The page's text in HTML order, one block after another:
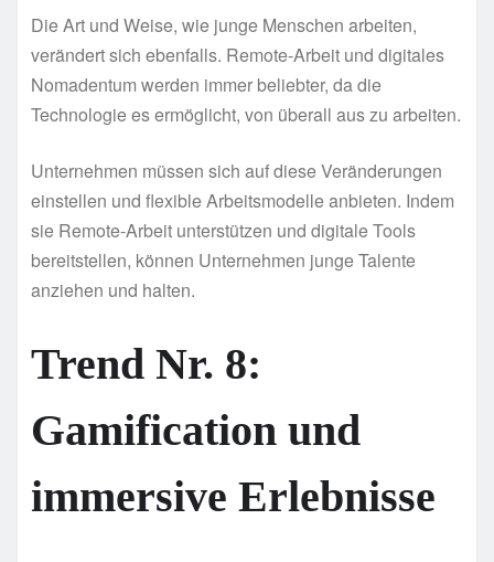
Die Art und Weise, wie junge Menschen arbeiten,
verändert sich ebenfalls. Remote-Arbeit und digitales
Nomadentum werden immer beliebter, da die
Technologie es ermöglicht, von überall aus zu arbeiten.
Unternehmen müssen sich auf diese Veränderungen
einstellen und flexible Arbeitsmodelle anbieten. Indem
sie Remote-Arbeit unterstützen und digitale Tools
bereitstellen, können Unternehmen junge Talente
anziehen und halten.
Trend Nr. 8:
Gamification und
immersive Erlebnisse